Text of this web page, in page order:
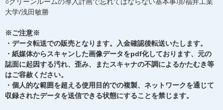
大学/浅田敏勝
※ご注意※
・データ転送での販売となります。入金確認後転送いたします。
・紙媒体からスキャンした画像データをpdf化しております、元の
誌面に起因する汚れ、歪み、またスキャナの不調によるかたむき等
はご容赦ください。
・個人的な範囲を超える使用目的での複製、ネットワークを通じて
収録されたデータを送信できる状態にすることを禁じます。